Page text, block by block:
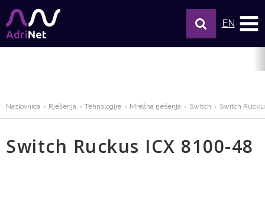
EN
Naslovnica Rješenja Tehnologije Mrežna rješenja Switch Switch
Switch Ruckus ICX 8100-48